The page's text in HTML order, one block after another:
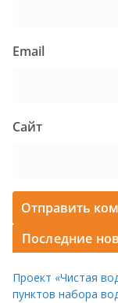
Email
Сайт
Последние
Проект «Чистая
пунктов набора